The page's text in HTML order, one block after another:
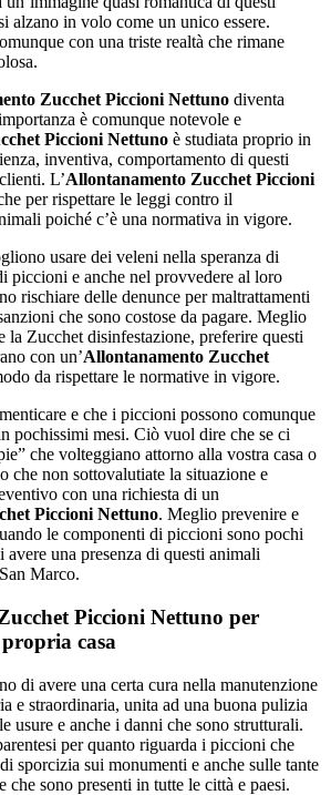
alzano in volo come un unico essere.
con una triste realtà che rimane
Zucchet Piccioni Nettuno diventa
è comunque notevole e
Piccioni Nettuno è studiata proprio in
inventiva, comportamento di questi
L’Allontanamento Zucchet Piccioni
per rispettare le leggi contro il
poiché c’è una normativa in vigore.
usare dei veleni nella speranza di
piccioni e anche nel provvedere al loro
rischiare delle denunce per maltrattamenti
che sono costose da pagare. Meglio
la Zucchet disinfestazione, preferire questi
con un’Allontanamento Zucchet
da rispettare le normative in vigore.
e che i piccioni possono comunque
pochissimi mesi. Ciò vuol dire che se ci
che volteggiano attorno alla vostra casa o
che non sottovalutiate la situazione e
con una richiesta di un
Piccioni Nettuno. Meglio prevenire e
le componenti di piccioni sono pochi
una presenza di questi animali
Marco.
Piccioni Nettuno per
casa
di avere una certa cura nella manutenzione
e straordinaria, unita ad una buona pulizia
usure e anche i danni che sono strutturali.
per quanto riguarda i piccioni che
sporcizia sui monumenti e anche sulle tante
che sono presenti in tutte le città e paesi.